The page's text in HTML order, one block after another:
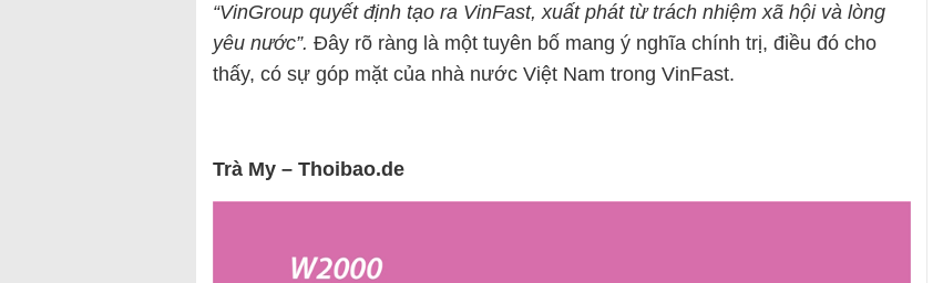
“VinGroup quyết định tạo ra VinFast, xuất phát từ trách nhiệm xã hội và lòng
yêu nước”. Đây rõ ràng là một tuyên bố mang ý nghĩa chính trị, điều đó cho
thấy, có sự góp mặt của nhà nước Việt Nam trong VinFast.
Trà My – Thoibao.de